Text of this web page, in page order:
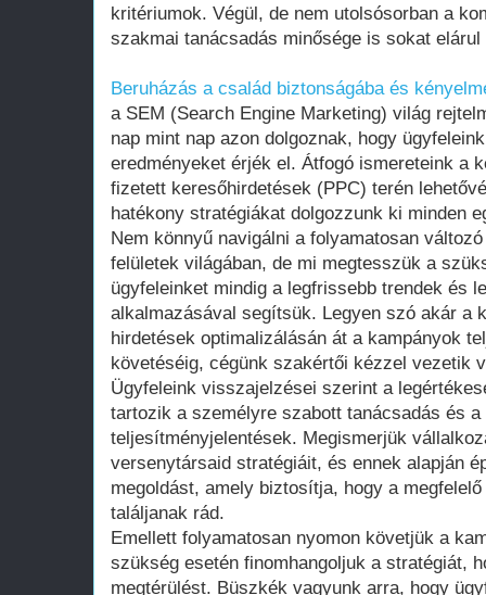
kritériumok. Végül, de nem utolsósorban a
szakmai tanácsadás minősége is sokat
Beruházás a család biztonságába és
a SEM (Search Engine Marketing) világ
nap mint nap azon dolgoznak, hogy
eredményeket érjék el. Átfogó ismereteink a
fizetett keresőhirdetések (PPC) terén
hatékony stratégiákat dolgozzunk ki minden
Nem könnyű navigálni a folyamatosan
felületek világában, de mi megtesszük a
ügyfeleinket mindig a legfrissebb trendek és
alkalmazásával segítsük. Legyen szó akár a
hirdetések optimalizálásán át a kampányok
követéséig, cégünk szakértői kézzel vezetik
Ügyfeleink visszajelzései szerint a
tartozik a személyre szabott tanácsadás és a
teljesítményjelentések. Megismerjük
versenytársaid stratégiáit, és ennek alapján
megoldást, amely biztosítja, hogy a
találjanak rád.
Emellett folyamatosan nyomon követjük a
szükség esetén finomhangoljuk a stratégiát,
megtérülést. Büszkék vagyunk arra, hogy